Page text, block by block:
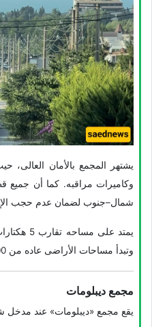
یشتهر المجمع بالأمان
وکامیرات مراقبه. کما أن جمیع
شمال–جنوب لضمان عدم حجب
وتبدأ مساحات الأراضی عاده من 500 متر مربع فما فوق.
مجمع دیبلومات
یقع مجمع «دیبلومات» عند مدخل